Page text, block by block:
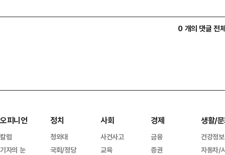
0 개의 댓글 전
오피니언
칼럼
기자의 눈
정치
청와대
국회/정당
사회
사건사고
교육
경제
금융
증권
생활/
건강정보
자동차/